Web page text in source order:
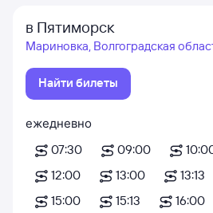
в Пятиморск
Мариновка, Волгоградская
Найти билеты
ежедневно
07:30
09:00
12:00
13:00 13:13
15:00
15:13 16:00